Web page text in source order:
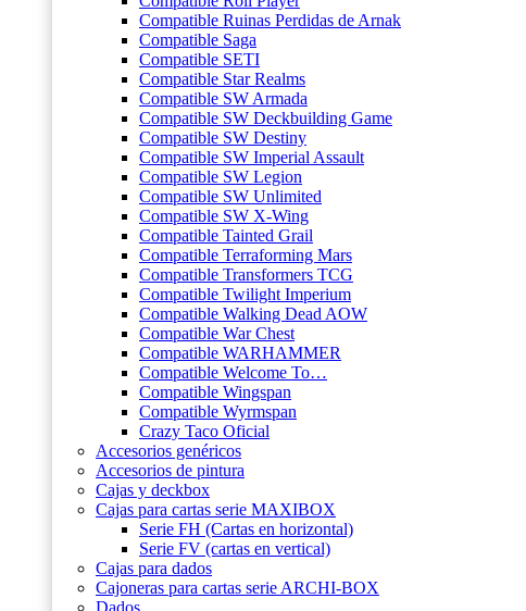
Compatible Ruinas Perdidas de Arnak
Compatible Saga
Compatible SETI
Compatible Star Realms
Compatible SW Armada
Compatible SW Deckbuilding Game
Compatible SW Destiny
Compatible SW Imperial Assault
Compatible SW Legion
Compatible SW Unlimited
Compatible SW X-Wing
Compatible Tainted Grail
Compatible Terraforming Mars
Compatible Transformers TCG
Compatible Twilight Imperium
Compatible Walking Dead AOW
Compatible War Chest
Compatible WARHAMMER
Compatible Welcome To…
Compatible Wingspan
Compatible Wyrmspan
Crazy Taco Oficial
Accesorios genéricos
Accesorios de pintura
Cajas y deckbox
Cajas para cartas serie MAXIBOX
Serie FH (Cartas en horizontal)
Serie FV (cartas en vertical)
Cajas para dados
Cajoneras para cartas serie ARCHI-BOX